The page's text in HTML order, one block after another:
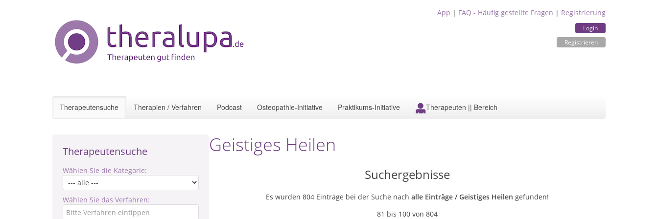
App | FAQ - Häufig gestellte Fragen | Registrierung
Login
Registrieren
Therapeutensuche Therapien / Verfahren Podcast Osteopathie-Initiative Praktikums-Initiative Therapeuten || Bereich
Therapeutensuche
Wählen Sie die Kategorie:
Wählen Sie das Verfahren:
Geistiges Heilen
Suchergebnisse
Es wurden 804 Einträge bei der Suche nach alle Einträge / Geistiges Heilen gefunden!
81 bis 100 von 804